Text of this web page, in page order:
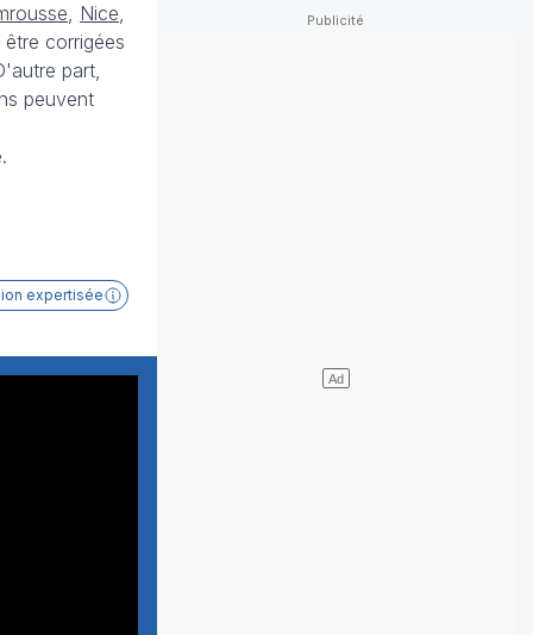
, Nice,
corrigées
part,
peuvent
expertisée